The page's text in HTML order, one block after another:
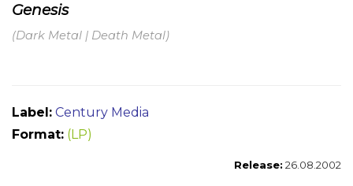
Genesis
(Dark Metal | Death Metal)
Label: Century Media
Format: (LP)
Release: 26.08.2002